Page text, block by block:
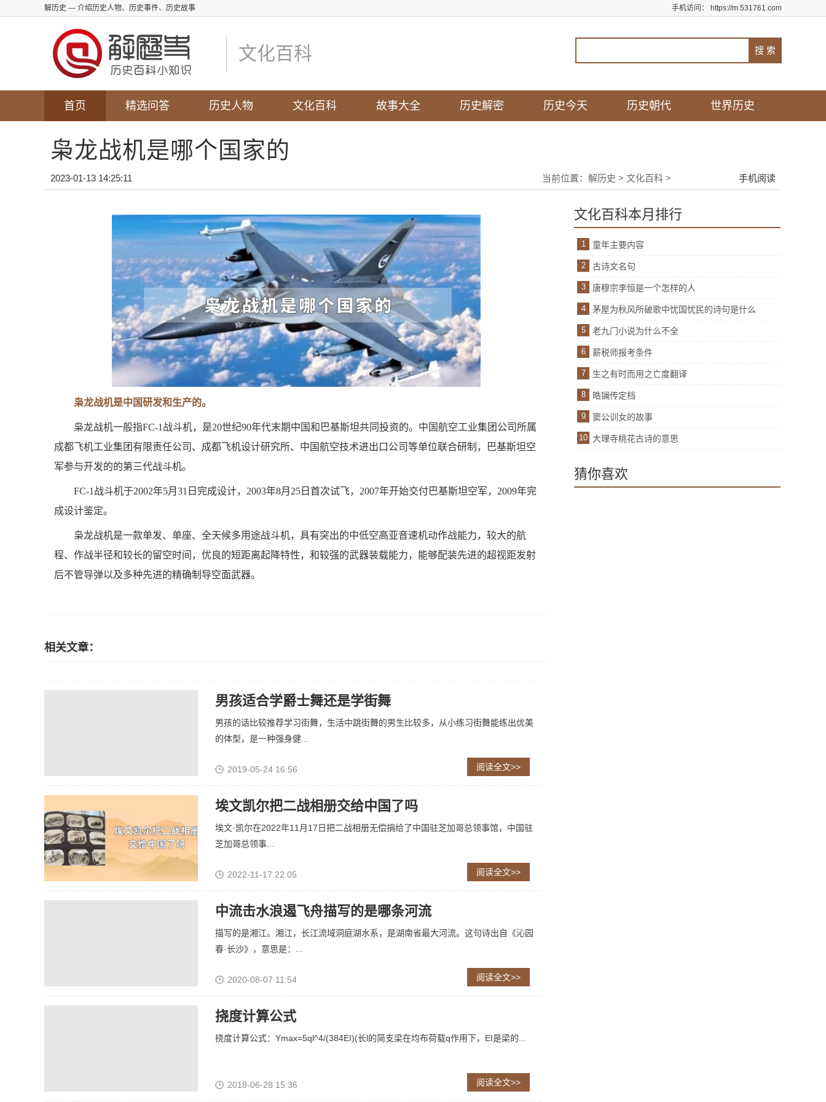
解历史 — 介绍历史人物、历史事件、历史故事 手机访问： https://m.531761.com
文化百科
首页 精选问答 历史人物 文化百科 故事大全 历史解密 历史今天 历史朝代 世界历史
枭龙战机是哪个国家的
2023-01-13 14:25:11 当前位置： 解历史 > 文化百科 > 手机阅读
枭龙战机是中国研发和生产的。
枭龙战机一般指FC-1战斗机，是20世纪90年代末期中国和巴基斯坦共同投资的。中国航空工业集团公司所属
成都飞机工业集团有限责任公司、成都飞机设计研究所、中国航空技术进出口公司等单位联合研制，巴基斯坦空
军参与开发的的第三代战斗机。
FC-1战斗机于2002年5月31日完成设计，2003年8月25日首次试飞，2007年开始交付巴基斯坦空军，2009年完
成设计鉴定。
枭龙战机是一款单发、单座、全天候多用途战斗机，具有突出的中低空高亚音速机动作战能力，较大的航
程、作战半径和较长的留空时间，优良的短距离起降特性，和较强的武器装载能力，能够配装先进的超视距发射
后不管导弹以及多种先进的精确制导空面武器。
相关文章：
男孩适合学爵士舞还是学街舞
男孩的话比较推荐学习街舞，生活中跳街舞的男生比较多，从小练习街舞能练出优美
的体型，是一种强身健...
2019-05-24 16:56 阅读全文>>
埃文凯尔把二战相册交给中国了吗
埃文·凯尔在2022年11月17日把二战相册无偿捐给了中国驻芝加哥总领事馆，中国驻
芝加哥总领事...
2022-11-17 22:05 阅读全文>>
中流击水浪遏飞舟描写的是哪条河流
描写的是湘江。湘江，长江流域洞庭湖水系，是湖南省最大河流。这句诗出自《沁园
春·长沙》，意思是：...
2020-08-07 11:54 阅读全文>>
挠度计算公式
挠度计算公式：Ymax=5ql^4/(384EI)(长l的简支梁在均布荷载q作用下，EI是梁的...
2018-06-28 15:36 阅读全文>>
文化百科本月排行
1 童年主要内容
2 古诗文名句
3 唐穆宗李恒是一个怎样的人
4 茅屋为秋风所破歌中忧国忧民的诗句是什么
5 老九门小说为什么不全
6 薪税师报考条件
7 生之有时而用之亡度翻译
8 皓镧传定档
9 窦公训女的故事
10 大理寺桃花古诗的意思
猜你喜欢